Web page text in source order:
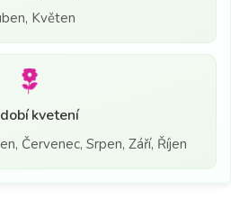
Květen
kvetení
Červenec, Srpen, Září, Říjen